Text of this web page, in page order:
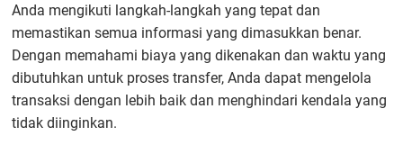
Anda mengikuti langkah-langkah yang tepat dan
memastikan semua informasi yang dimasukkan benar.
Dengan memahami biaya yang dikenakan dan waktu yang
dibutuhkan untuk proses transfer, Anda dapat mengelola
transaksi dengan lebih baik dan menghindari kendala yang
tidak diinginkan.